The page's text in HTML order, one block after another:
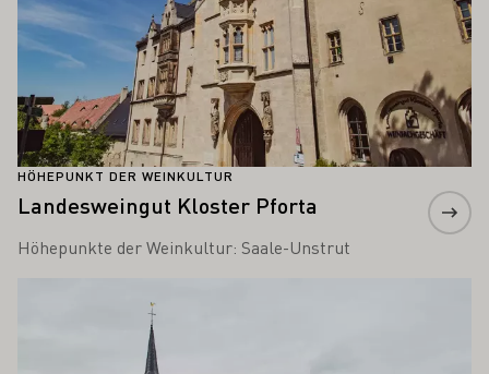
HÖHEPUNKT DER WEINKULTUR
Landesweingut Kloster Pforta
Höhepunkte der Weinkultur: Saale-Unstrut